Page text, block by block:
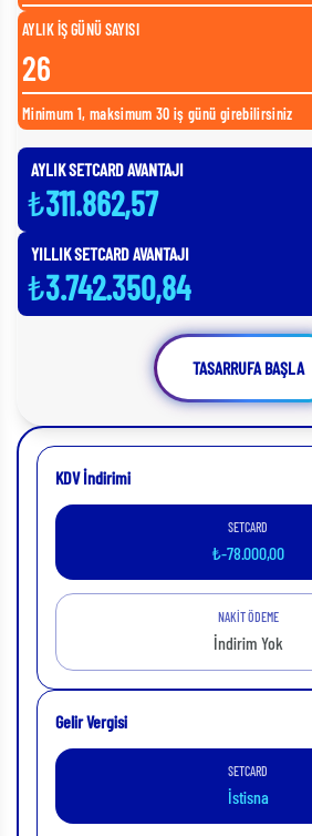
AYLIK İŞ GÜNÜ SAYISI
Minimum 1, maksimum 30 iş günü girebilirsiniz
AYLIK SETCARD AVANTAJI
₺311.862,57
YILLIK SETCARD AVANTAJI
₺3.742.350,84
TASARRUFA BAŞLA
KDV İndirimi
SETCARD
₺-78.000,00
NAKİT ÖDEME
İndirim Yok
Gelir Vergisi
SETCARD
İstisna